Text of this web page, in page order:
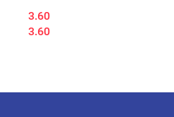
3.60
3.60